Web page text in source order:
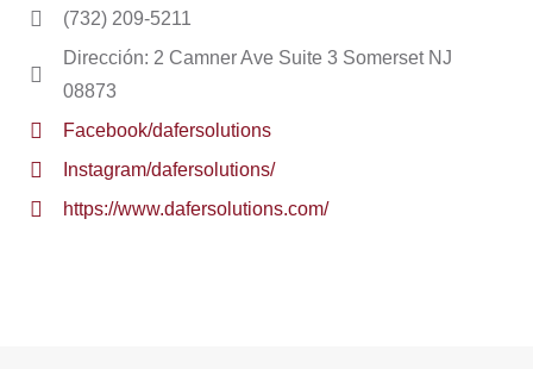
(732) 209-5211
Dirección: 2 Camner Ave Suite 3 Somerset NJ
08873
Facebook/dafersolutions
Instagram/dafersolutions/
https://www.dafersolutions.com/